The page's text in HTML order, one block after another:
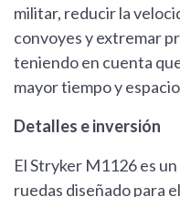
militar, reducir la
convoyes y extremar
teniendo en cuenta
mayor tiempo y
Detalles e inversión
El Stryker M1126 es
ruedas diseñado para